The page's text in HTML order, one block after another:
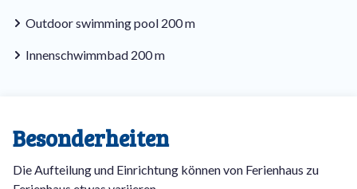
Outdoor swimming pool 200 m
Innenschwimmbad 200 m
Besonderheiten
Die Aufteilung und Einrichtung können von Ferienhaus zu